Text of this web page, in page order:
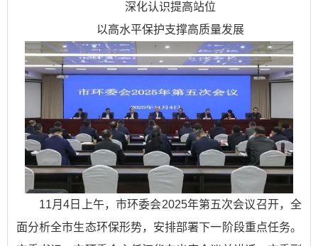
深化认识提高站位
以高水平保护支撑高质量发展
11月4日上午，市环委会2025年第五次会议召开，全
面分析全市生态环保形势，安排部署下一阶段重点任务。